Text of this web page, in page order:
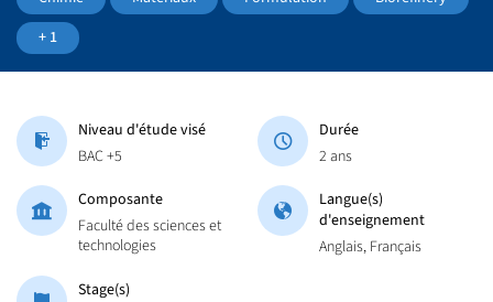
+ 1
Niveau d'étude visé
BAC +5
Durée
2 ans
Composante
Faculté des sciences et
technologies
Langue(s)
d'enseignement
Anglais, Français
Stage(s)